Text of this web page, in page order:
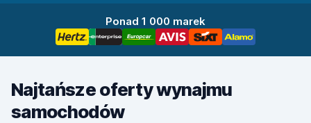
Ponad 1 000 marek
Najtańsze oferty wynajmu
samochodów